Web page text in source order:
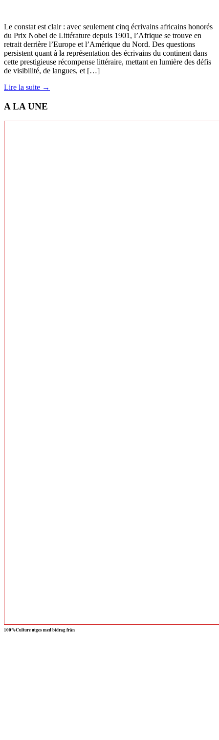
Le constat est clair : avec seulement cinq écrivains africains honorés
du Prix Nobel de Littérature depuis 1901, l’Afrique se trouve en
retrait derrière l’Europe et l’Amérique du Nord. Des questions
persistent quant à la représentation des écrivains du continent dans
cette prestigieuse récompense littéraire, mettant en lumière des défis
de visibilité, de langues, et […]
Lire la suite →
A LA UNE
100%Culture utges med bidrag från